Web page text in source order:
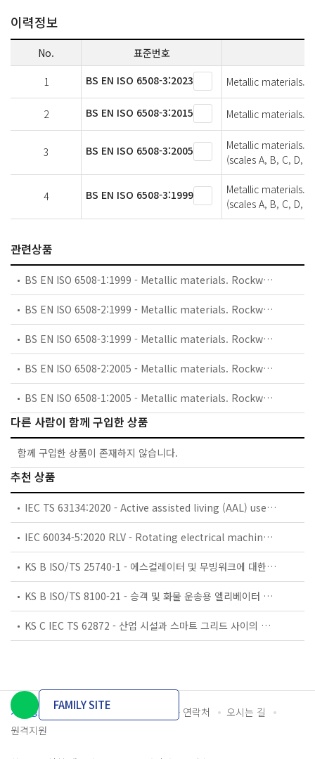
이력정보
No. 표준번호
1 BS EN ISO 6508-3:2023 Metallic materials.
2 BS EN ISO 6508-3:2015 Metallic materials.
3 BS EN ISO 6508-3:2005
Metallic materials.
(scales A, B, C, D,
4 BS EN ISO 6508-3:1999
Metallic materials.
(scales A, B, C, D,
관련상품
BS EN ISO 6508-1:1999 - Metallic materials. Rockwell hardness test. Test method (scales A, B, C, D, E, F, G, H, K, N, T).
BS EN ISO 6508-2:1999 - Metallic materials. Rockwell hardness test. Verification and calibration of testing machines (scales A, B, C, D, E, F, G, H, K, N, T).
BS EN ISO 6508-3:1999 - Metallic materials. Rockwell hardness test. Calibration of reference blocks (scales A, B, C, D, E, F, G, H, K, N, T).
BS EN ISO 6508-2:2005 - Metallic materials. Rockwell hardness test. Verification and calibration of testing machines (scales A, B, C, D, E, F, G, H, K, N, T).
BS EN ISO 6508-1:2005 - Metallic materials. Rockwell hardness test. Test method (scales A, B, C, D, E, F, G, H, K, N, T).
다른 사람이 함께 구입한 상품
함께 구입한 상품이 존재하지 않습니다.
추천 상품
IEC TS 63134:2020 - Active assisted living (AAL) use cases
IEC 60034-5:2020 RLV - Rotating electrical machines - Part 5: Degrees of protection provided by the integral design of rotating electrical machines (IP code) - Classification
KS B ISO/TS 25740-1 - 에스컬레이터 및 무빙워크에 대한 안전요건 — 제1부: 세계공통 필수 안전요건(GESRs)
KS B ISO/TS 8100-21 - 승객 및 화물 운송용 엘리베이터 —제21부: 세계공통 필수안전요건(GESRs)을 충족하는 세계공통 안전 파라미터(GSPs)
KS C IEC TS 62872 - 산업 시설과 스마트 그리드 사이의 산업 공정 측정, 제어 및 자동화 시스템 인터페이스
개인정보처리방침 이용약관 담당자 연락처
오시는 길
원격지원
FAMILY SITE